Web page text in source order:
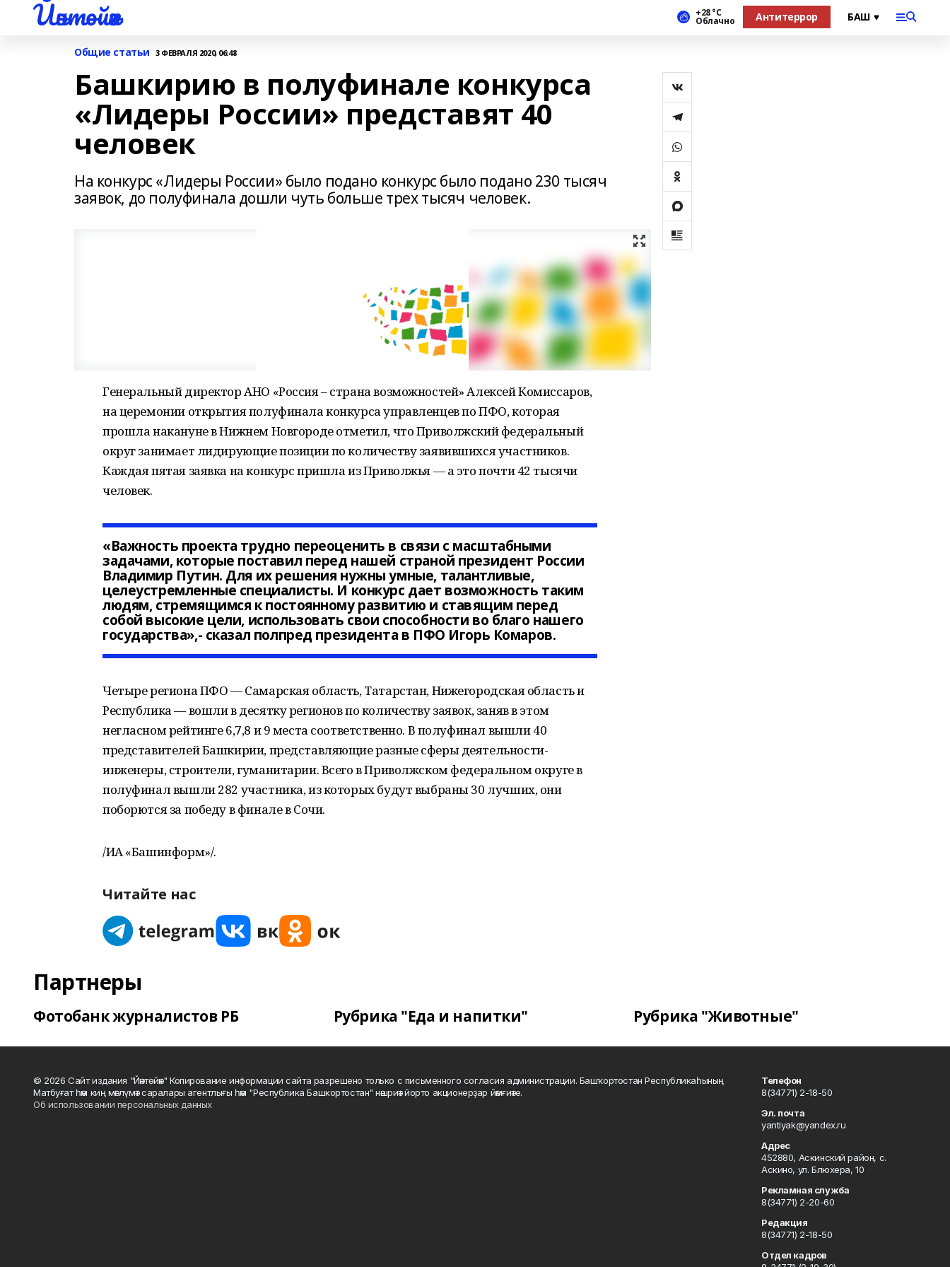
Йәнтөйәк +28 °С
Облачно Антитеррор
Общие статьи 3 ФЕВРАЛЯ 2020, 06:48
Башкирию в полуфинале конкурса
«Лидеры России» представят 40
человек
На конкурс «Лидеры России» было подано конкурс было подано 230 тысяч
заявок, до полуфинала дошли чуть больше трех тысяч человек.
Генеральный директор АНО «Россия – страна возможностей» Алексей Комиссаров,
на церемонии открытия полуфинала конкурса управленцев по ПФО, которая
прошла накануне в Нижнем Новгороде отметил, что Приволжский федеральный
округ занимает лидирующие позиции по количеству заявившихся участников.
Каждая пятая заявка на конкурс пришла из Приволжья — а это почти 42 тысячи
человек.
«Важность проекта трудно переоценить в связи с масштабными
задачами, которые поставил перед нашей страной президент России
Владимир Путин. Для их решения нужны умные, талантливые,
целеустремленные специалисты. И конкурс дает возможность таким
людям, стремящимся к постоянному развитию и ставящим перед
собой высокие цели, использовать свои способности во благо нашего
государства»,- сказал полпред президента в ПФО Игорь Комаров.
Четыре региона ПФО — Самарская область, Татарстан, Нижегородская область и
Республика — вошли в десятку регионов по количеству заявок, заняв в этом
негласном рейтинге 6,7,8 и 9 места соответственно. В полуфинал вышли 40
представителей Башкирии, представляющие разные сферы деятельности-
инженеры, строители, гуманитарии. Всего в Приволжском федеральном округе в
полуфинал вышли 282 участника, из которых будут выбраны 30 лучших, они
поборются за победу в финале в Сочи.
/ИА «Башинформ»/.
Читайте нас
Партнеры
Фотобанк журналистов РБ Рубрика "Еда и напитки" Рубрика "Животные"
© 2026 Сайт издания "Йәнтөйәк" Копирование информации сайта разрешено только с письменного согласия администрации. Башҡортостан Республикаһының
Матбуғат һәм киң мәғлүмәт саралары агентлығы һәм "Республика Башкортостан" нәшриәт йорто акционерҙар йәмғиәте.
Об использовании персональных данных
Телефон
8(34771) 2-18-50
Эл. почта
yantiyak@yandex.ru
Адрес
452880, Аскинский район, с.
Аскино, ул. Блюхера, 10
Рекламная служба
8(34771) 2-20-60
Редакция
8(34771) 2-18-50
Отдел кадров